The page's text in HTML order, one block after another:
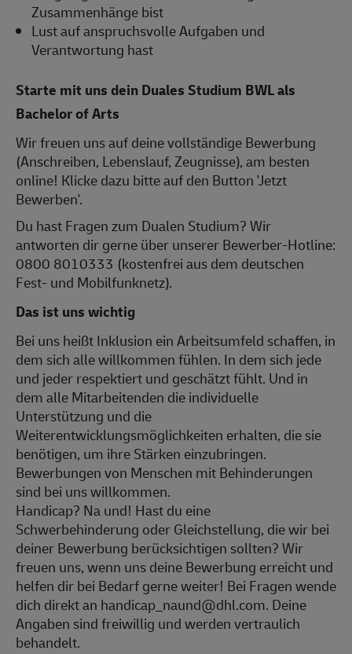
Zusammenhänge bist
Lust auf anspruchsvolle Aufgaben und
Verantwortung hast
Starte mit uns dein Duales Studium BWL als
Bachelor of Arts
Wir freuen uns auf deine vollständige Bewerbung
(Anschreiben, Lebenslauf, Zeugnisse), am besten
online! Klicke dazu bitte auf den Button 'Jetzt
Bewerben'.
Du hast Fragen zum Dualen Studium? Wir
antworten dir gerne über unserer Bewerber-Hotline:
0800 8010333 (kostenfrei aus dem deutschen
Fest- und Mobilfunknetz).
Das ist uns wichtig
Bei uns heißt Inklusion ein Arbeitsumfeld schaffen, in
dem sich alle willkommen fühlen. In dem sich jede
und jeder respektiert und geschätzt fühlt. Und in
dem alle Mitarbeitenden die individuelle
Unterstützung und die
Weiterentwicklungsmöglichkeiten erhalten, die sie
benötigen, um ihre Stärken einzubringen.
Bewerbungen von Menschen mit Behinderungen
sind bei uns willkommen.
Handicap? Na und! Hast du eine
Schwerbehinderung oder Gleichstellung, die wir bei
deiner Bewerbung berücksichtigen sollten? Wir
freuen uns, wenn uns deine Bewerbung erreicht und
helfen dir bei Bedarf gerne weiter! Bei Fragen wende
dich direkt an handicap_naund@dhl.com. Deine
Angaben sind freiwillig und werden vertraulich
behandelt.